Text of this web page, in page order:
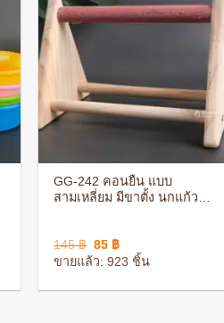
GG-242 คอนยืน แบบ
สามเหลี่ยม มีขาตั้ง นกแก้ว
145฿ Original
price
was:
85 ฿Current
price
is:
ขายแล้ว: 923 ชิ้น